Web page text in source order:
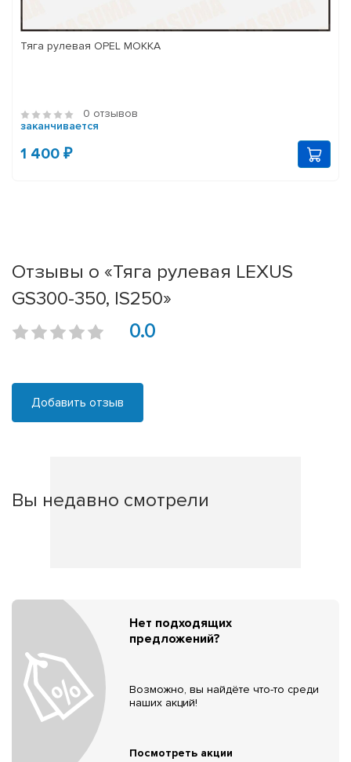
Тяга рулевая OPEL MOKKA
0 отзывов
заканчивается
1 400 ₽
Отзывы о «Тяга рулевая LEXUS
GS300-350, IS250»
0.0
Добавить отзыв
Вы недавно смотрели
Нет подходящих
предложений?
Возможно, вы найдёте что-то среди
наших акций!
Посмотреть акции